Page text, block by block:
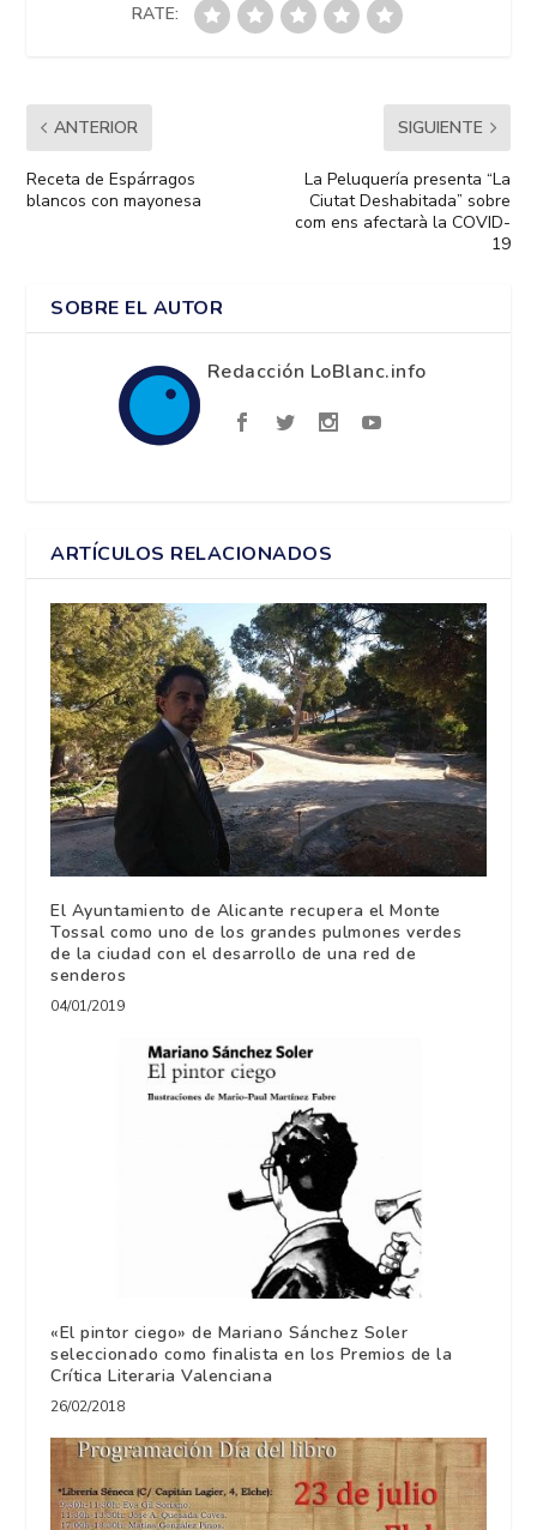
RATE:
ANTERIOR
Receta de Espárragos
blancos con mayonesa
SIGUIENTE
La Peluquería presenta “La
Ciutat Deshabitada” sobre
com ens afectarà la COVID-
19
SOBRE EL AUTOR
Redacción LoBlanc.info
ARTÍCULOS RELACIONADOS
El Ayuntamiento de Alicante recupera el Monte
Tossal como uno de los grandes pulmones verdes
de la ciudad con el desarrollo de una red de
senderos
04/01/2019
«El pintor ciego» de Mariano Sánchez Soler
seleccionado como finalista en los Premios de la
Crítica Literaria Valenciana
26/02/2018